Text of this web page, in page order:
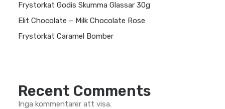
Frystorkat Godis Skumma Glassar 30g
Elit Chocolate – Milk Chocolate Rose
Frystorkat Caramel Bomber
Recent Comments
Inga kommentarer att visa.